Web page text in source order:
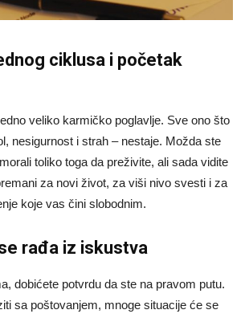
ciklusa i početak
veliko karmičko poglavlje. Sve ono što
nesigurnost i strah – nestaje. Možda ste
toliko toga da preživite, ali sada vidite
za novi život, za viši nivo svesti i za
koje vas čini slobodnim.
rađa iz iskustva
dobićete potvrdu da ste na pravom putu.
sa poštovanjem, mnoge situacije će se